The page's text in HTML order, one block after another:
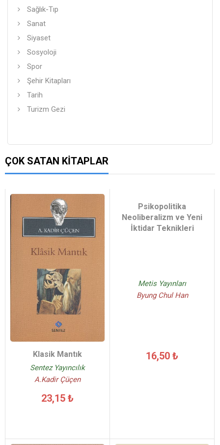
Sağlık-Tıp
Sanat
Siyaset
Sosyoloji
Spor
Şehir Kitapları
Tarih
Turizm Gezi
ÇOK SATAN KITAPLAR
Klasik Mantık
Sentez Yayıncılık
A.Kadir Çüçen
23,15 ₺
Psikopolitika
Neoliberalizm ve Yeni
İktidar Teknikleri
Metis Yayınları
Byung Chul Han
16,50 ₺